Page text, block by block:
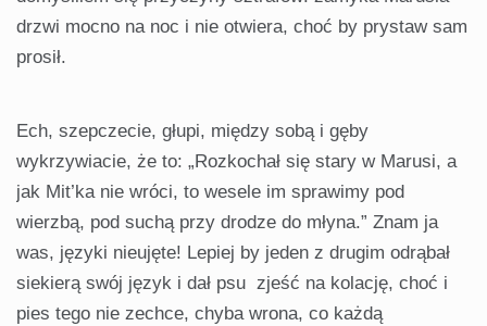
drzwi mocno na noc i nie otwiera, choć by prystaw sam
prosił.
Ech, szepczecie, głupi, między sobą i gęby
wykrzywiacie, że to: „Rozkochał się stary w Marusi, a
jak Mit’ka nie wróci, to wesele im sprawimy pod
wierzbą, pod suchą przy drodze do młyna.” Znam ja
was, języki nieujęte! Lepiej by jeden z drugim odrąbał
siekierą swój język i dał psu zjeść na kolację, choć i
pies tego nie zechce, chyba wrona, co każdą